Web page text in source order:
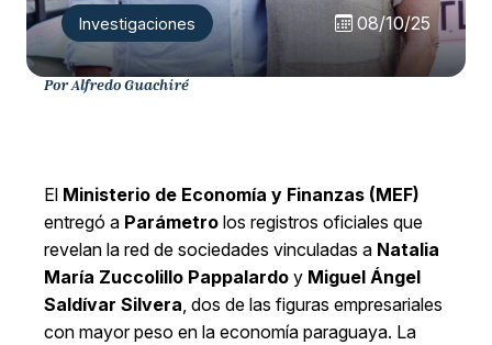
Investigaciones 08/10/25
Por Alfredo Guachiré
El Ministerio de Economía y Finanzas (MEF)
entregó a Parámetro los registros oficiales que
revelan la red de sociedades vinculadas a Natalia
María Zuccolillo Pappalardo y Miguel Ángel
Saldívar Silvera, dos de las figuras empresariales
con mayor peso en la economía paraguaya. La